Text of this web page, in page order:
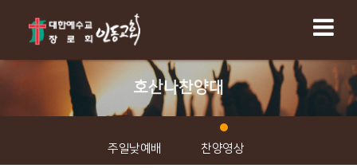
호산나찬양대
주일낮예배 찬양영상